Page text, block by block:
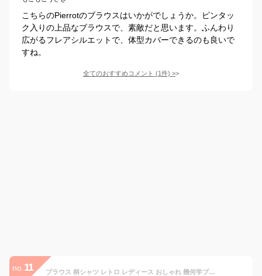
こちらのPierrotのブラウスはいかがでしょうか。ピンタッ
ク入りの上品なブラウスで、素敵だと思います。ふんわり
広がるフレアシルエットで、体型カバーできるのも良いで
すね。
全てのおすすめコメント (1件) >
no. 11 ブラウス 柄シャツ レトロ レディース おしゃれ 幾何学プリント 長袖 トップス【大きいサイズ レディース 春夏 チュニック フォーマル オフィス ボウタイ シフォン シャツ インナー blouse】